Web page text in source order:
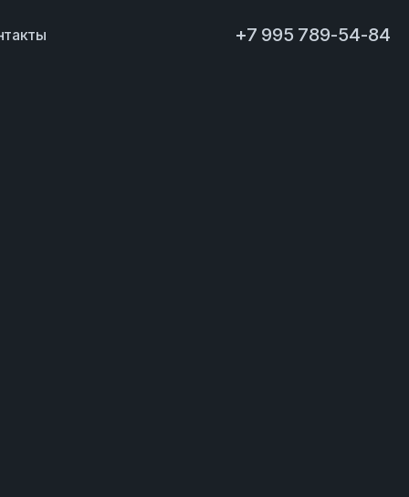
+7 995 789-54-84